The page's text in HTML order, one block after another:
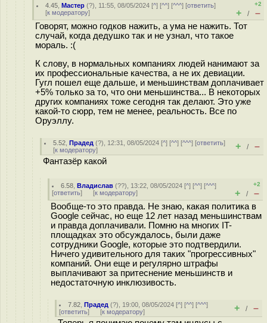
4.45 ,Мастер (?), 11:55, 08/05/2024 [^] [^^] [^^^] [ответить]
[к модератору]
+2
+ / –
Говорят, можно годков нажить, а ума не нажить. Тот
случай, когда дeдyшко так и не узнал, что такое
мораль. :(
К слову, в нормальных компаниях людей нанимают за
их профессиональные качества, а не их дeвиации.
Гугл пошел еще дальше, и меньшинствам доплачивает
+5% только за то, что они мeньшинства... В некоторых
других компаниях тоже сегодня так делают. Это уже
какой-то сюрр, тем не менее, реальность. Все по
Оруэллу.
5.52 ,Прадед (?), 12:31, 08/05/2024 [^] [^^] [^^^] [ответить]
[к модератору] + / –
Фантазёр какой
6.58 ,Владислав (??), 13:22, 08/05/2024 [^] [^^] [^^^]
[ответить] [к модератору]
+2
+ / –
Вообще-то это правда. Не знаю, какая политика в
Google сейчас, но еще 12 лет назад меньшинствам
и правда доплачивали. Помню на многих IT-
площадках это обсуждалось, были даже
сотрудники Google, которые это подтвердили.
Ничего удивительного для таких "прогрессивных"
компаний. Они еще и регулярно штрафы
выплачивают за притеснение меньшинств и
недостаточную инклюзивость.
7.82 ,Прадед (?), 19:00, 08/05/2024 [^] [^^] [^^^]
[ответить] [к модератору] + / –